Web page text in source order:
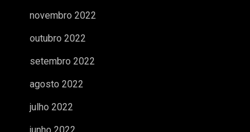
novembro 2022
outubro 2022
setembro 2022
agosto 2022
julho 2022
junho 2022